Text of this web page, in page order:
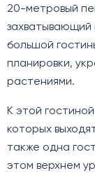
20-метровый
захватывающий
большой
планировки,
растениями.
К этой
которых
также одна
этом верхнем